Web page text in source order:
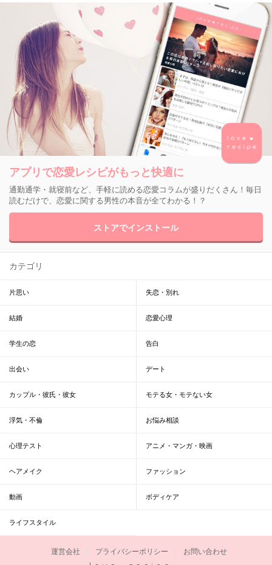
アプリで恋愛レシピがもっと快適に
通勤通学・就寝前など、手軽に読める恋愛コラムが盛りだくさん！毎日
読むだけで、恋愛に関する男性の本音が全てわかる！？
ストアでインストール
カテゴリ
片思い 失恋・別れ
結婚 恋愛心理
学生の恋 告白
出会い デート
カップル・彼氏・彼女 モテる女・モテない女
浮気・不倫 お悩み相談
心理テスト アニメ・マンガ・映画
ヘアメイク ファッション
動画 ボディケア
ライフスタイル
運営会社 プライバシーポリシー お問い合わせ